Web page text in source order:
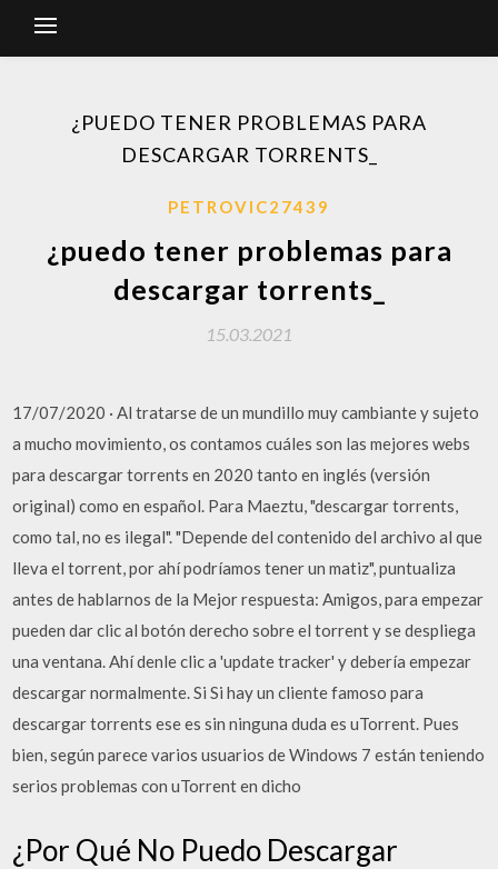
¿PUEDO TENER PROBLEMAS PARA
DESCARGAR TORRENTS_
PETROVIC27439
¿puedo tener problemas para
descargar torrents_
15.03.2021
17/07/2020 · Al tratarse de un mundillo muy cambiante y sujeto
a mucho movimiento, os contamos cuáles son las mejores webs
para descargar torrents en 2020 tanto en inglés (versión
original) como en español. Para Maeztu, "descargar torrents,
como tal, no es ilegal". "Depende del contenido del archivo al que
lleva el torrent, por ahí podríamos tener un matiz", puntualiza
antes de hablarnos de la Mejor respuesta: Amigos, para empezar
pueden dar clic al botón derecho sobre el torrent y se despliega
una ventana. Ahí denle clic a 'update tracker' y debería empezar
descargar normalmente. Si Si hay un cliente famoso para
descargar torrents ese es sin ninguna duda es uTorrent. Pues
bien, según parece varios usuarios de Windows 7 están teniendo
serios problemas con uTorrent en dicho
¿Por Qué No Puedo Descargar